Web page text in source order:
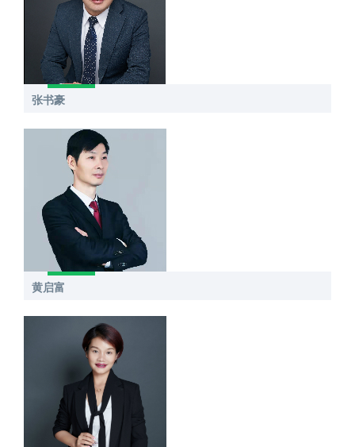
张书豪
黄启富